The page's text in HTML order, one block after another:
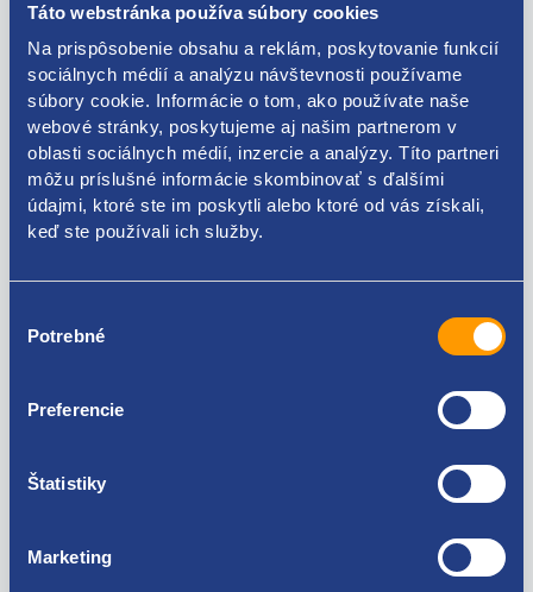
Táto webstránka používa súbory cookies
Na prispôsobenie obsahu a reklám, poskytovanie funkcií
sociálnych médií a analýzu návštevnosti používame
súbory cookie. Informácie o tom, ako používate naše
webové stránky, poskytujeme aj našim partnerom v
oblasti sociálnych médií, inzercie a analýzy. Títo partneri
môžu príslušné informácie skombinovať s ďalšími
údajmi, ktoré ste im poskytli alebo ktoré od vás získali,
keď ste používali ich služby.
súhlasu
Potrebné
Preferencie
Štatistiky
Marketing
Kódy produktov
5G0857607B
Použiteľné pre vozidlá
Volkswagen Golf VII 2012 - 2022